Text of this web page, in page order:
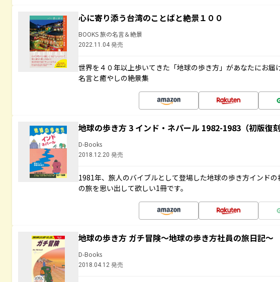
心に寄り添う台湾のことばと絶景１００
BOOKS 旅の名言＆絶景
2022.11.04 発売
世界を４０年以上歩いてきた「地球の歩き方」があなたにお届
名言と癒やしの絶景集
地球の歩き方 3 インド・ネパール 1982-1983（初版復刻
D-Books
2018.12.20 発売
1981年、旅人のバイブルとして登場した地球の歩き方インド
の旅を思い出して欲しい1冊です。
地球の歩き方 ガチ冒険～地球の歩き方社員の旅日記～
D-Books
2018.04.12 発売